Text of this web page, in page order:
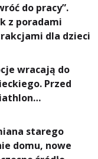
do pracy”.
z poradami
dla dzieci
wracają do
Przed
starego
domu, nowe